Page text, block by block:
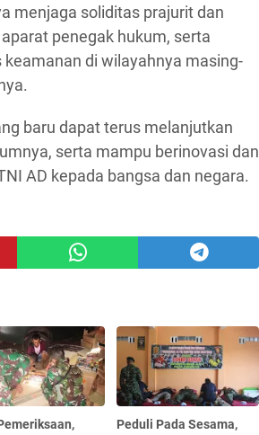
menjaga soliditas prajurit dan
penegak hukum, serta
di wilayahnya masing-
baru dapat terus melanjutkan
serta mampu berinovasi dan
AD kepada bangsa dan negara.
Peduli Pada Sesama,